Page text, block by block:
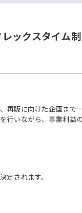
ックスタイム制
販に向けた企画まで
行いながら、事業利益
されます。